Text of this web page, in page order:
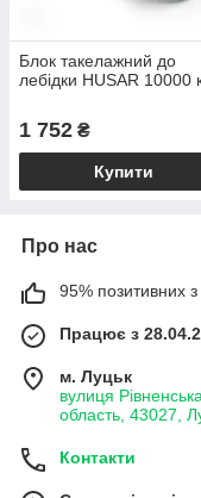
Блок такелажний до
лебідки HUSAR 10000
1 752 ₴
Купити
Про нас
95% позитивних з
Працює з
м. Луцьк
вулиця
область, 43027,
Контакти